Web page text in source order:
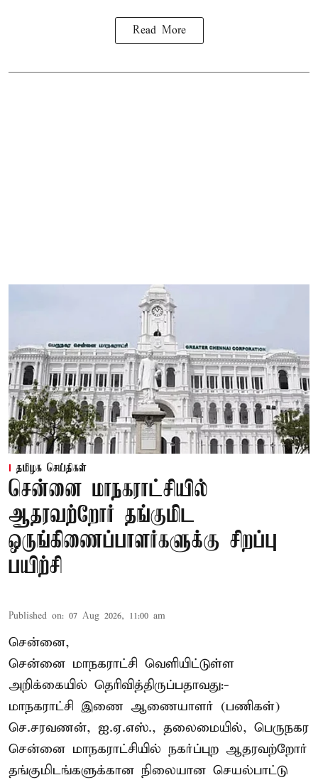
Read More
தமிழக செய்திகள்
சென்னை மாநகராட்சியில்
ஆதரவற்றோர் தங்குமிட
ஒருங்கிணைப்பாளர்களுக்கு சிறப்பு
பயிற்சி
Published on: 07 Aug 2026, 11:00 am
சென்னை,
சென்னை மாநகராட்சி வெளியிட்டுள்ள
அறிக்கையில் தெரிவித்திருப்பதாவது:-
மாநகராட்சி இணை ஆணையாளர் (பணிகள்)
செ.சரவணன், ஐ.ஏ.எஸ்., தலைமையில், பெருநகர
சென்னை மாநகராட்சியில் நகர்ப்புற ஆதரவற்றோர்
தங்குமிடங்களுக்கான நிலையான செயல்பாட்டு